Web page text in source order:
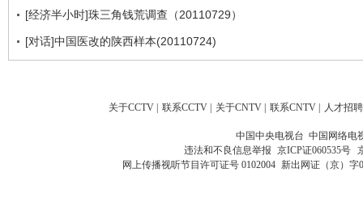
[经济半小时]珠三角钱荒调查（20110729）
[对话]中国医改的陕西样本(20110724)
关于CCTV | 联系CCTV | 关于CNTV | 联系CNTV | 人才招聘
中国中央电视台 中国网络电
违法和不良信息举报 京ICP证060535号
网上传播视听节目许可证号 0102004 新出网证（京）